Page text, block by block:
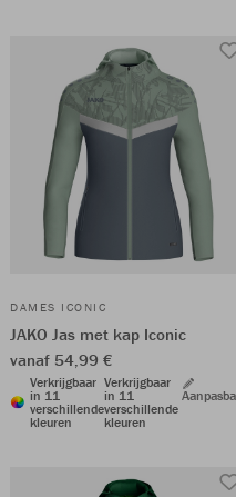
DAMES ICONIC
JAKO Jas met kap Iconic
vanaf 54,99 €
Verkrijgbaar
in 11
verschillende
kleuren
Verkrijgbaar
in 11
verschillende
kleuren